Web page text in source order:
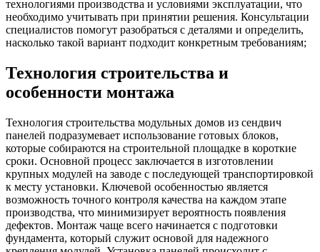
технологиями производства и условиями эксплуатации, что
необходимо учитывать при принятии решения. Консультации
специалистов помогут разобраться с деталями и определить,
насколько такой вариант подходит конкретным требованиям;
Технология строительства и
особенности монтажа
Технология строительства модульных домов из сендвич
панелей подразумевает использование готовых блоков,
которые собираются на строительной площадке в короткие
сроки. Основной процесс заключается в изготовлении
крупных модулей на заводе с последующей транспортировкой
к месту установки. Ключевой особенностью является
возможность точного контроля качества на каждом этапе
производства, что минимизирует вероятность появления
дефектов. Монтаж чаще всего начинается с подготовки
фундамента, который служит основой для надежного